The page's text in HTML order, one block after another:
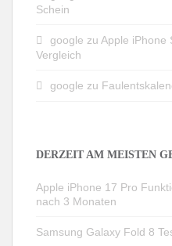
Schein
google zu Apple iPhone
Vergleich
google zu
DERZEIT AM MEISTEN
Apple iPhone 17 Pro
nach 3 Monaten
Samsung Galaxy Fold 8